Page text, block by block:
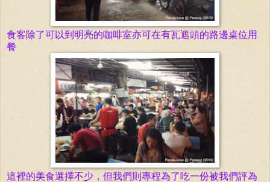
食客除了可以到明亮的咖啡室亦可在有瓦遮頭的路邊桌位用
餐
這裡的美食選擇不少，但我們則專程為了吃一份被我們評為